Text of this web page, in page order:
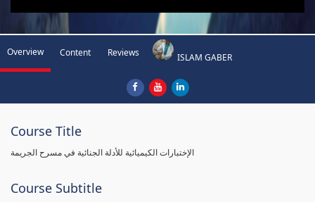
Overview Content Reviews ISLAM GABER
Course Title
الإختبارات الكيميائية للأدلة الجنائية في مسرح الجريمة
Course Subtitle